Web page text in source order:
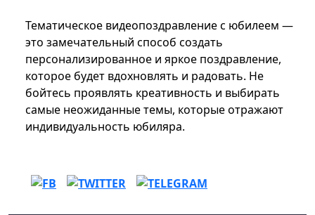
Тематическое видеопоздравление с юбилеем —
это замечательный способ создать
персонализированное и яркое поздравление,
которое будет вдохновлять и радовать. Не
бойтесь проявлять креативность и выбирать
самые неожиданные темы, которые отражают
индивидуальность юбиляра.